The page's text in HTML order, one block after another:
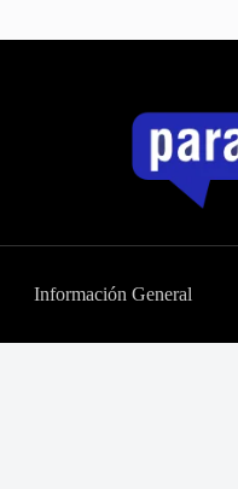
Información General